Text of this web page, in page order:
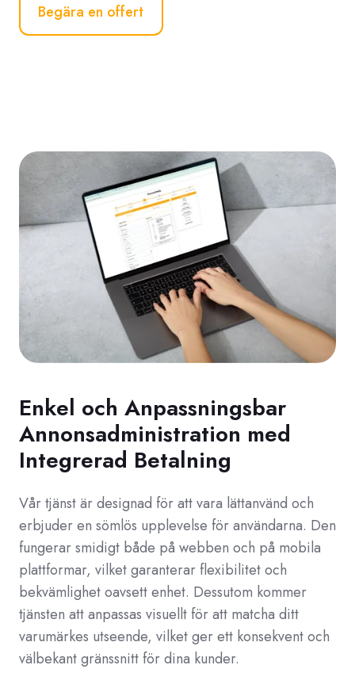
Begära en offert
Enkel och Anpassningsbar
Annonsadministration med
Integrerad Betalning
Vår tjänst är designad för att vara lättanvänd och
erbjuder en sömlös upplevelse för användarna. Den
fungerar smidigt både på webben och på mobila
plattformar, vilket garanterar flexibilitet och
bekvämlighet oavsett enhet. Dessutom kommer
tjänsten att anpassas visuellt för att matcha ditt
varumärkes utseende, vilket ger ett konsekvent och
välbekant gränssnitt för dina kunder.